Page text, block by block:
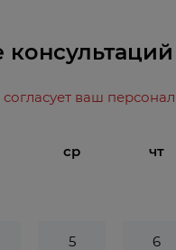
консультаций
согласует ваш
ср чт
5 6